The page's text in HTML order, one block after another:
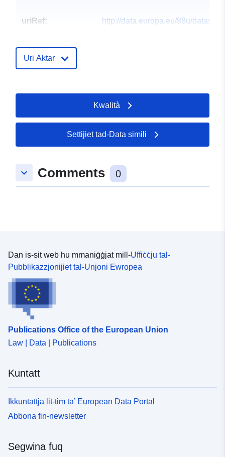
uriRef:
http://data.europa.eu/88u/dataset/
Uri Aktar
Kwalità
Settijiet tad-Data simili
keyboard_arrow_down Comments 0
Dan is-sit web hu mmaniġġjat mill-Uffiċċju tal-
Pubblikazzjonijiet tal-Unjoni Ewropea
Publications Office of the European Union
Law | Data | Publications
Kuntatt
Ikkuntattja lit-tim ta’ European Data Portal
Abbona fin-newsletter
Segwina fuq